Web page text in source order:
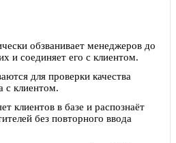
обзванивает менеджеров до
и соединяет его с клиентом.
для проверки качества
с клиентом.
клиентов в базе и распознаёт
без повторного ввода